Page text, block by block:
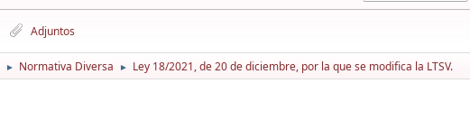
Adjuntos
► Normativa Diversa ► Ley 18/2021, de 20 de diciembre, por la que se modifica la LTSV.